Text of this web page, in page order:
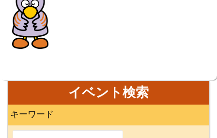
イベント検索
キーワード